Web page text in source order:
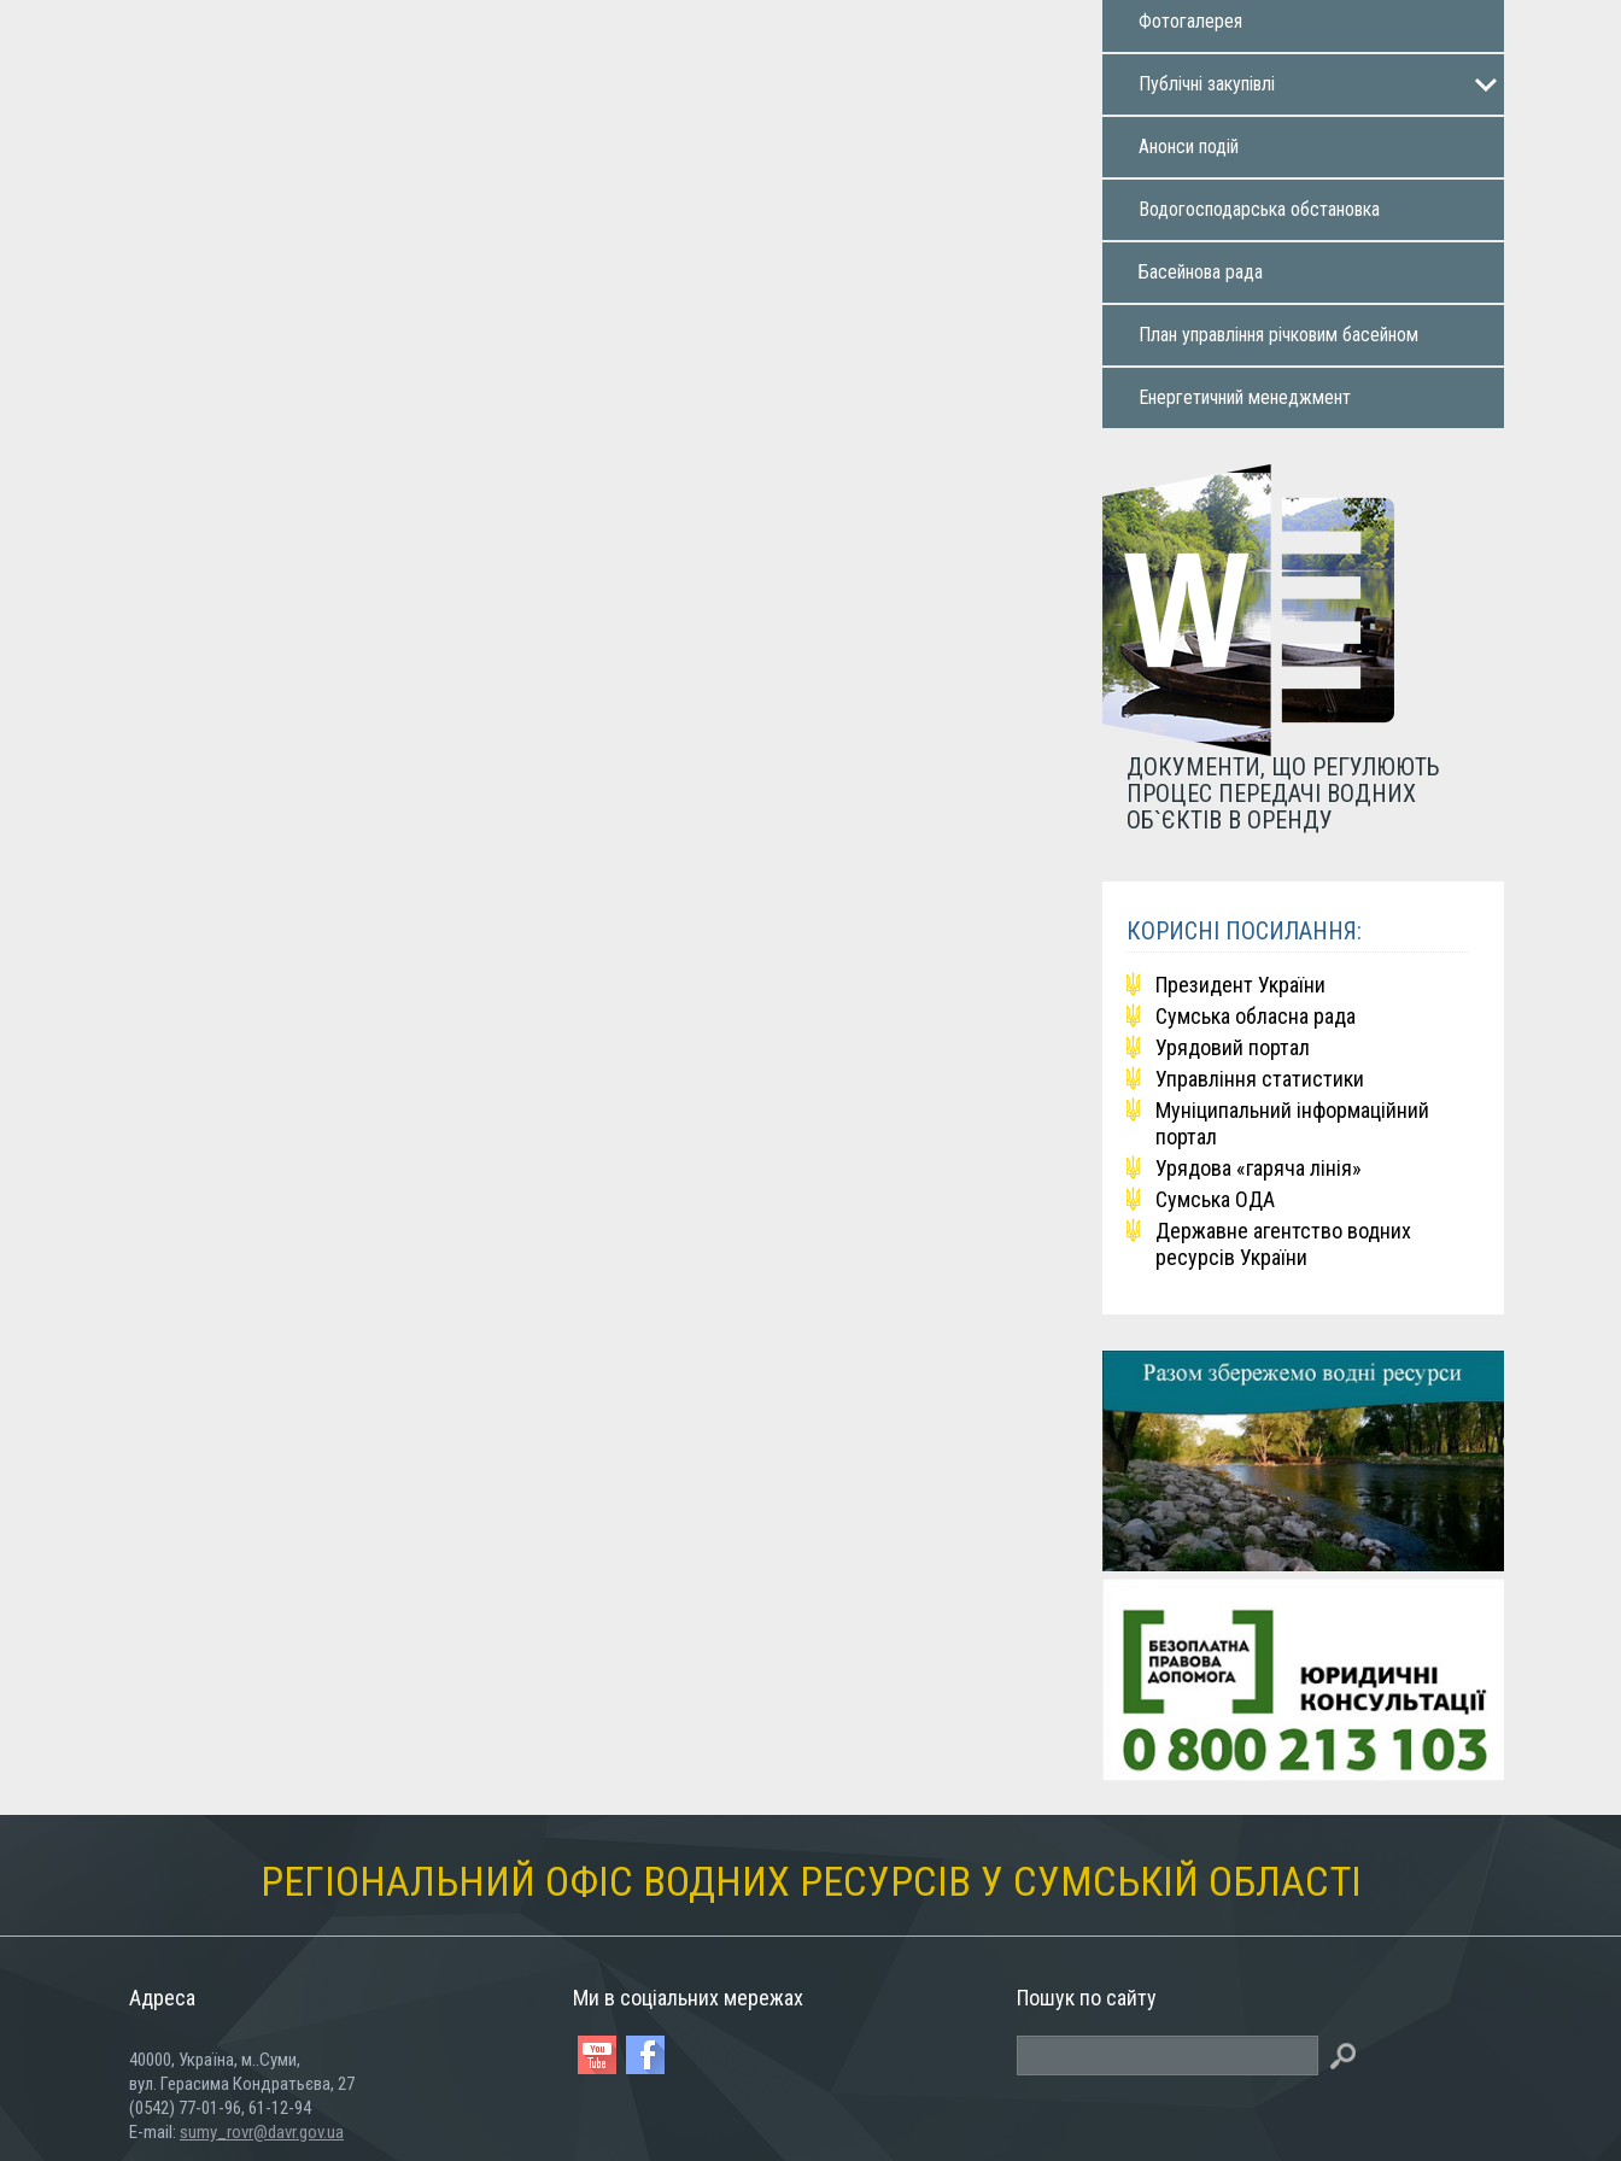
Фотогалерея
Публічні закупiвлi
Анонси подій
Водогосподарська обстановка
Басейнова рада
План управління річковим басейном
Енергетичний менеджмент
ДОКУМЕНТИ, ЩО РЕГУЛЮЮТЬ
ПРОЦЕС ПЕРЕДАЧІ ВОДНИХ
ОБ`ЄКТІВ В ОРЕНДУ
КОРИСНІ ПОСИЛАННЯ:
Президент України
Сумська обласна рада
Урядовий портал
Управління статистики
Мунiципальний iнформацiйний
портал
Урядова «гаряча лінія»
Сумська ОДА
Державне агентство водних
ресурсів України
РЕГІОНАЛЬНИЙ ОФІС ВОДНИХ РЕСУРСІВ У СУМСЬКІЙ ОБЛАСТІ
Адреса
40000, Україна, м..Суми,
вул. Герасима Кондратьєва, 27
(0542) 77-01-96, 61-12-94
E-mail: sumy_rovr@davr.gov.ua
Ми в соціальних мережах Пошук по сайту